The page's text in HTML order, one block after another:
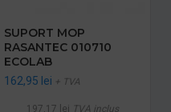
SUPORT MOP
RASANTEC 010710
ECOLAB
162,95 lei + TVA
197,17 lei TVA inclus